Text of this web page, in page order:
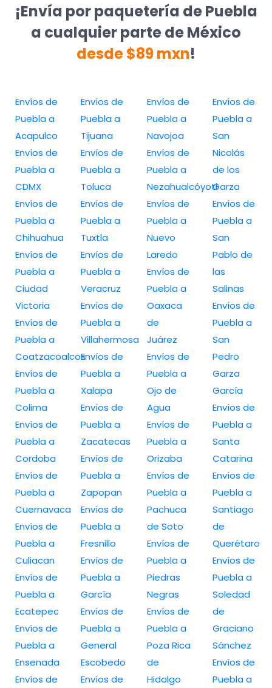
¡Envía por paquetería de Puebla
a cualquier parte de México
desde $89 mxn!
Envíos de
Puebla a
Acapulco
Envíos de
Puebla a
CDMX
Envíos de
Puebla a
Chihuahua
Envíos de
Puebla a
Ciudad
Victoria
Envíos de
Puebla a
Coatzacoalcos
Envíos de
Puebla a
Colima
Envíos de
Puebla a
Cordoba
Envíos de
Puebla a
Cuernavaca
Envíos de
Puebla a
Culiacan
Envíos de
Puebla a
Ecatepec
Envíos de
Puebla a
Ensenada
Envíos de
Envíos de
Puebla a
Tijuana
Envíos de
Puebla a
Toluca
Envíos de
Puebla a
Tuxtla
Envíos de
Puebla a
Veracruz
Envíos de
Puebla a
Villahermosa
Envíos de
Puebla a
Xalapa
Envíos de
Puebla a
Zacatecas
Envíos de
Puebla a
Zapopan
Envíos de
Puebla a
Fresnillo
Envíos de
Puebla a
García
Envíos de
Puebla a
General
Escobedo
Envíos de
Envíos de
Puebla a
Navojoa
Envíos de
Puebla a
Nezahualcóyotl
Envíos de
Puebla a
Nuevo
Laredo
Envíos de
Puebla a
Oaxaca
de
Juárez
Envíos de
Puebla a
Ojo de
Agua
Envíos de
Puebla a
Orizaba
Envíos de
Puebla a
Pachuca
de Soto
Envíos de
Puebla a
Piedras
Negras
Envíos de
Puebla a
Poza Rica
de
Hidalgo
Envíos de
Puebla a
San
Nicolás
de los
Garza
Envíos de
Puebla a
San
Pablo de
las
Salinas
Envíos de
Puebla a
San
Pedro
Garza
García
Envíos de
Puebla a
Santa
Catarina
Envíos de
Puebla a
Santiago
de
Querétaro
Envíos de
Puebla a
Soledad
de
Graciano
Sánchez
Envíos de
Puebla a